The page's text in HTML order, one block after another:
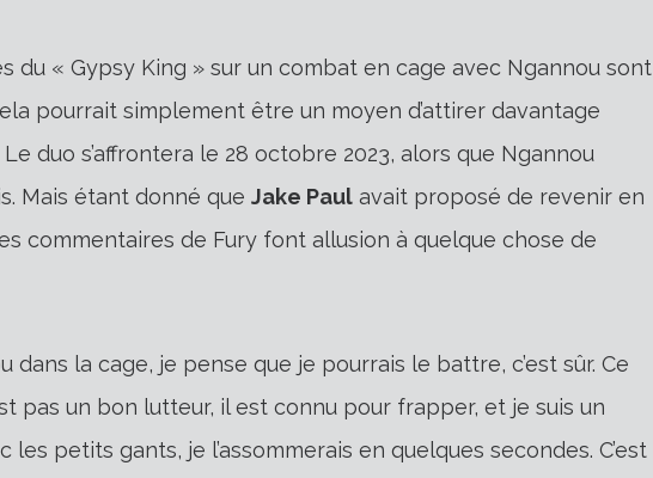
du « Gypsy King » sur un combat en cage avec Ngannou sont
pourrait simplement être un moyen d’attirer davantage
duo s’affrontera le 28 octobre 2023, alors que Ngannou
Mais étant donné que Jake Paul avait proposé de revenir en
commentaires de Fury font allusion à quelque chose de
dans la cage, je pense que je pourrais le battre, c’est sûr. Ce
pas un bon lutteur, il est connu pour frapper, et je suis un
petits gants, je l’assommerais en quelques secondes. C’est